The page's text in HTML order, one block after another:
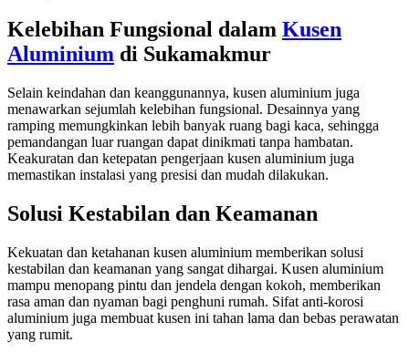
Kelebihan Fungsional dalam Kusen
Aluminium di Sukamakmur
Selain keindahan dan keanggunannya, kusen aluminium juga
menawarkan sejumlah kelebihan fungsional. Desainnya yang
ramping memungkinkan lebih banyak ruang bagi kaca, sehingga
pemandangan luar ruangan dapat dinikmati tanpa hambatan.
Keakuratan dan ketepatan pengerjaan kusen aluminium juga
memastikan instalasi yang presisi dan mudah dilakukan.
Solusi Kestabilan dan Keamanan
Kekuatan dan ketahanan kusen aluminium memberikan solusi
kestabilan dan keamanan yang sangat dihargai. Kusen aluminium
mampu menopang pintu dan jendela dengan kokoh, memberikan
rasa aman dan nyaman bagi penghuni rumah. Sifat anti-korosi
aluminium juga membuat kusen ini tahan lama dan bebas perawatan
yang rumit.